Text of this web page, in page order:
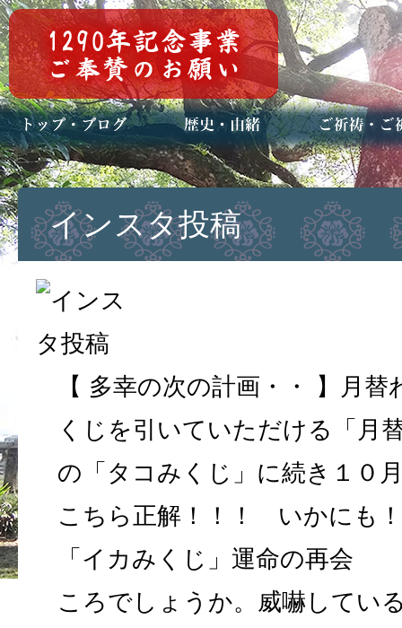
トップページ
ブログ(日々八百万)
お知らせ一覧 歴史・ご祭神
年中行事
メディア掲載 ご祈祷・ご祈
安産祈願
初宮参り
七五三詣
長寿のお祝い
神前結婚式
厄祓い・方位
車のお祓い
地鎮祭
神葬祭（神式
インスタ投稿
【 多幸の次の計画・・ 】月
くじを引いていただける「月
の「タコみくじ」に続き１０
こちら正解！！！ いか
「イカみくじ」運命の再
ころでしょうか。威嚇してい